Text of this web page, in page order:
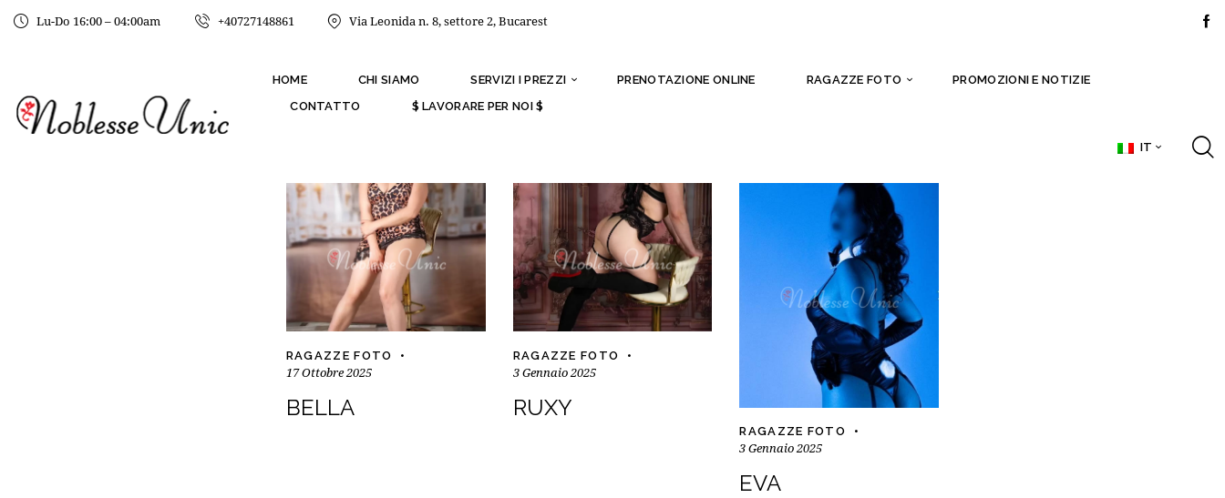
Lu-Do 16:00 – 04:00am +40727148861 Via Leonida n. 8, settore 2, Bucarest
HOME CHI SIAMO SERVIZI I PREZZI PRENOTAZIONE ONLINE RAGAZZE FOTO
PROMOZIONI E NOTIZIE
CONTATTO
$ LAVORARE PER NOI $
IT
RAGAZZE FOTO
17 Ottobre 2025
BELLA
RAGAZZE FOTO
3 Gennaio 2025
RUXY
RAGAZZE FOTO
3 Gennaio 2025
EVA